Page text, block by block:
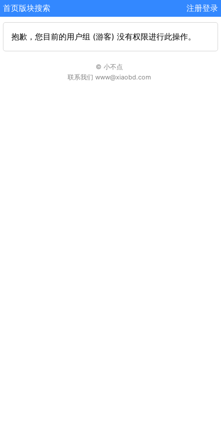
首页版块搜索 注册登录
抱歉，您目前的用户组 (游客) 没有权限进行此操作。
© 小不点
联系我们 www@xiaobd.com